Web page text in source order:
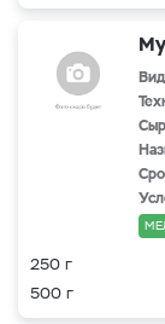
Вид
250 г
500 г